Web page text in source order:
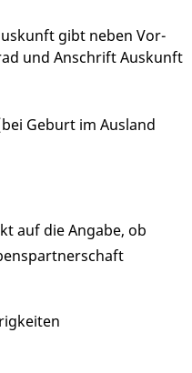
gibt neben Vor-
und Anschrift Auskunft
Geburt im Ausland
auf die Angabe, ob